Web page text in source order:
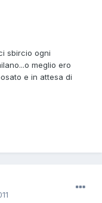
sbircio ogni
meglio ero
e in attesa di